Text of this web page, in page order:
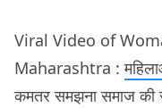
Viral Video of
Maharashtra :
कमतर समझना समाज की